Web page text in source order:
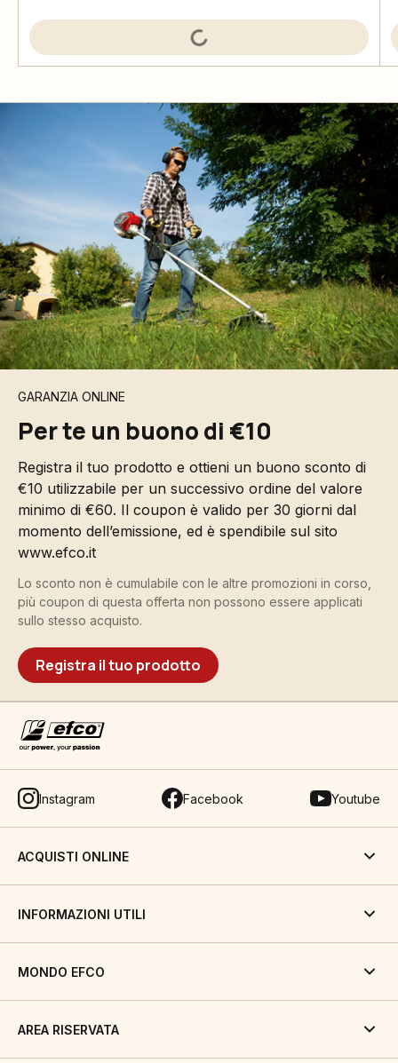
GARANZIA ONLINE
Per te un buono di €10
Registra il tuo prodotto e ottieni un buono sconto di
€10 utilizzabile per un successivo ordine del valore
minimo di €60. Il coupon è valido per 30 giorni dal
momento dell’emissione, ed è spendibile sul sito
www.efco.it
Lo sconto non è cumulabile con le altre promozioni in corso,
più coupon di questa offerta non possono essere applicati
sullo stesso acquisto.
Registra il tuo prodotto
Instagram Facebook Youtube
ACQUISTI ONLINE
INFORMAZIONI UTILI
MONDO EFCO
AREA RISERVATA